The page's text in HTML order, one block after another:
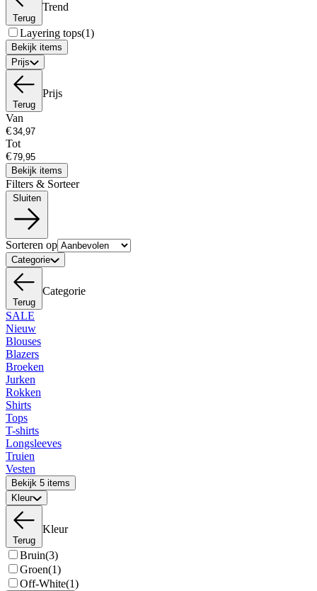
Terug
Trend
Layering tops(1)
Bekijk items
Prijs
Terug
Prijs
Van
€
Tot
€
Bekijk items
Filters & Sorteer
Sorteren op
Categorie
Terug
Categorie
SALE
Nieuw
Blouses
Blazers
Broeken
Jurken
Rokken
Shirts
Tops
T-shirts
Longsleeves
Truien
Vesten
Bekijk 5 items
Kleur
Terug
Kleur
Bruin(3)
Groen(1)
Off-White(1)